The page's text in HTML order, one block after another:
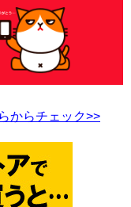
からチェック>>